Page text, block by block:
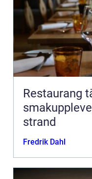
Restaurang
strand
Fredrik Dahl